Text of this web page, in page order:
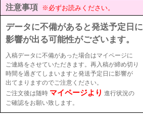
注意事項 ※必ずお読みください。
データに不備があると発送予定日に
影響が出る可能性がございます。
入稿データに不備があった場合はマイページに
ご連絡をさせていただきます。再入稿が締め切り
時間を過ぎてしまいますと発送予定日に影響が
出てまりますのでご注意ください。
ご注文後は随時 マイページより 進行状況の
ご確認をお願い致します。